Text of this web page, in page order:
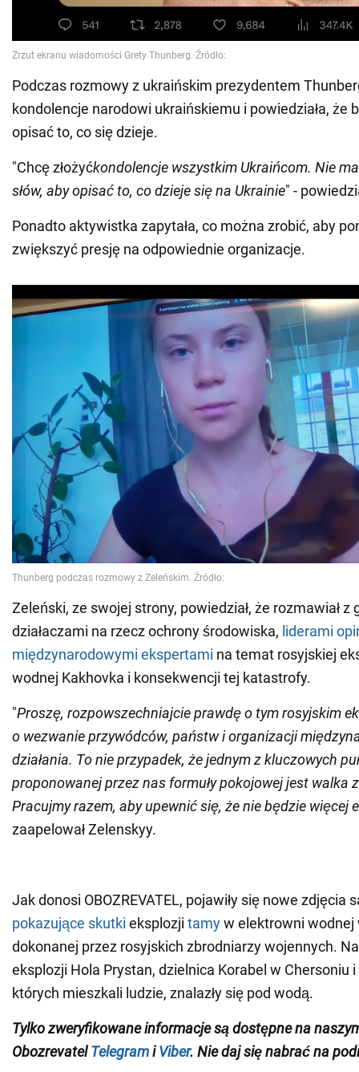
Podczas rozmowy z ukraińskim prezydentem
kondolencje narodowi ukraińskiemu i powiedziała, że
opisać to, co się dzieje.
"Chcę złożyćkondolencje wszystkim Ukraińcom. Nie
słów, aby opisać to, co dzieje się na Ukrainie" -
Ponadto aktywistka zapytała, co można zrobić, aby
zwiększyć presję na odpowiednie organizacje.
Zeleński, ze swojej strony, powiedział, że rozmawiał z
działaczami na rzecz ochrony środowiska, liderami
międzynarodowymi ekspertami na temat rosyjskiej
wodnej Kakhovka i konsekwencji tej katastrofy.
"Proszę, rozpowszechniajcie prawdę o tym rosyjskim
o wezwanie przywódców, państw i organizacji
działania. To nie przypadek, że jednym z kluczowych
proponowanej przez nas formuły pokojowej jest walka
Pracujmy razem, aby upewnić się, że nie będzie więcej
zaapelował Zelenskyy.
Jak donosi OBOZREVATEL, pojawiły się nowe zdjęcia
pokazujące skutki eksplozji tamyw elektrowni wodnej
dokonanej przez rosyjskich zbrodniarzy wojennych.
eksplozji Hola Prystan, dzielnica Korabel w Chersoniu
których mieszkali ludzie, znalazły się pod wodą.
Tylko zweryfikowane informacje są dostępne na
ObozrevatelTelegramiViber. Nie daj się nabrać na